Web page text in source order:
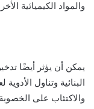
والمواد الكيميائية
يمكن أن يؤثر أيضًا
البنائية وتناول
والاكتئاب على الخصوبة